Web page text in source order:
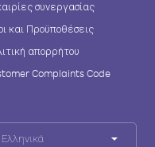
συνεργασίας
και Προϋποθέσεις
απορρήτου
Complaints Code
Ελληνικά